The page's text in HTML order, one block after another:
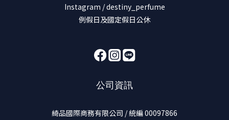
Instagram / destiny_perfume
例假日及國定假日公休
公司資訊
綺品國際商務有限公司 / 統編 00097866